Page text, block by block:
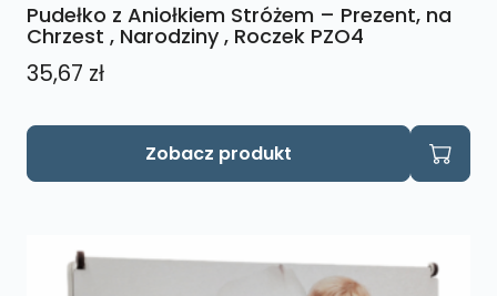
Pudełko z Aniołkiem Stróżem – Prezent, na
Chrzest , Narodziny , Roczek PZO4
35,67 zł
Zobacz produkt